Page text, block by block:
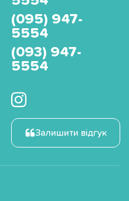
(095) 947-
5554
(093) 947-
5554
Залишити відгук